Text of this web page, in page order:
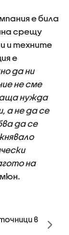
е била
срещу
и техните
е
да ни
не сме
нужда
а не да се
да се
на
в